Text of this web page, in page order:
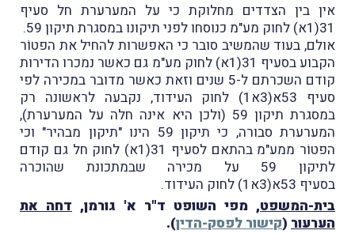
אין בין הצדדים מחלוקת כי על המערערת חל סעיף
31(1א) לחוק מע"מ כנוסחו לפני תיקונו במסגרת תיקון 59.
אולם, בעוד שהמשיב סובר כי האפשרות להחיל את הפטוֹר
הקבוע בסעיף 31(1א) לחוק מע"מ גם כאשר נמכרו הדירות
קודם השכרתם ל-5 שנים וזאת כאשר מדובר במכירה לפי
סעיף 53א(3א1) לחוק העידוד, נקבעה לראשונה רק
במסגרת תיקון 59 (ולכן היא אינה חלה על המערערת),
המערערת סבורה, כי תיקון 59 הינו "תיקון מבהיר" וכי
הפטוֹר ממע"מ בהתאם לסעיף 31(1א) לחוק חל גם קודם
לתיקון 59 על מכירה שבמתכונת שהוכרה
בסעיף 53א(3א1) לחוק העידוד.
בית-המשפט, מפי השופט ד"ר א' גורמן, דחה את
הערעור (קישור לפסק-הדין).